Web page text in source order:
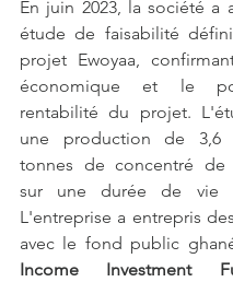
En juin 2023, la société a
étude de faisabilité
projet Ewoyaa,
économique et le
rentabilité du projet.
une production de 3,6
tonnes de concentré de
sur une durée de vie
L'entreprise a entrepris
avec le fond public
Income Investment